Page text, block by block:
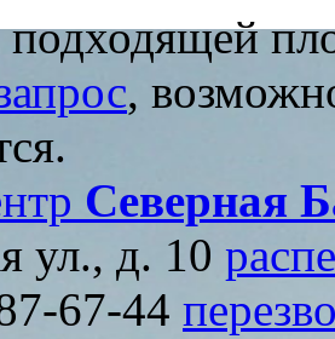
,
Северная
ул., д. 10
67-44